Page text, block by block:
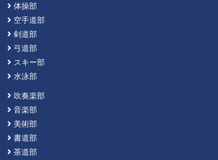
体操部
空手道部
剣道部
弓道部
スキー部
水泳部
吹奏楽部
音楽部
美術部
書道部
茶道部